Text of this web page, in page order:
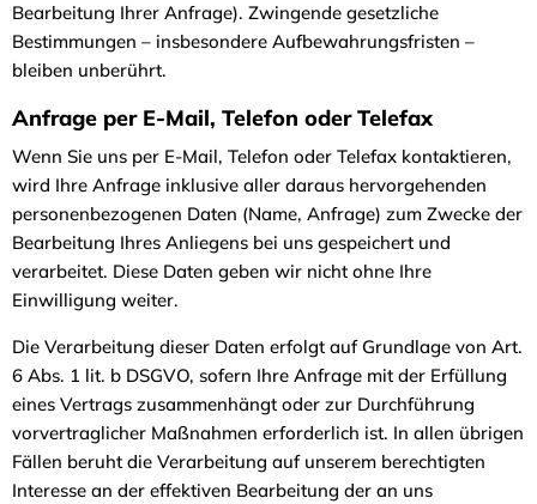
Bearbeitung Ihrer Anfrage). Zwingende gesetzliche
Bestimmungen – insbesondere Aufbewahrungsfristen –
bleiben unberührt.
Anfrage per E-Mail, Telefon oder Telefax
Wenn Sie uns per E-Mail, Telefon oder Telefax kontaktieren,
wird Ihre Anfrage inklusive aller daraus hervorgehenden
personenbezogenen Daten (Name, Anfrage) zum Zwecke der
Bearbeitung Ihres Anliegens bei uns gespeichert und
verarbeitet. Diese Daten geben wir nicht ohne Ihre
Einwilligung weiter.
Die Verarbeitung dieser Daten erfolgt auf Grundlage von Art.
6 Abs. 1 lit. b DSGVO, sofern Ihre Anfrage mit der Erfüllung
eines Vertrags zusammenhängt oder zur Durchführung
vorvertraglicher Maßnahmen erforderlich ist. In allen übrigen
Fällen beruht die Verarbeitung auf unserem berechtigten
Interesse an der effektiven Bearbeitung der an uns